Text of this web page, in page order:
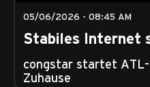
05/06/2026 - 08:45 AM
Stabiles Internet
congstar startet
Zuhause